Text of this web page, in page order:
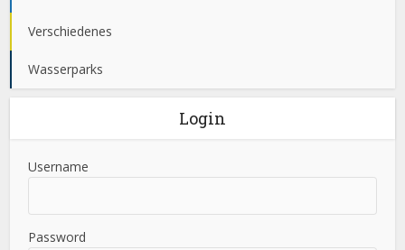
Verschiedenes
Wasserparks
Login
Username
Password